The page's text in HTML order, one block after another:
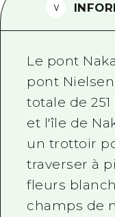
Le pont
pont
totale de
et l'île de
un trottoir
traverser à
fleurs
champs de